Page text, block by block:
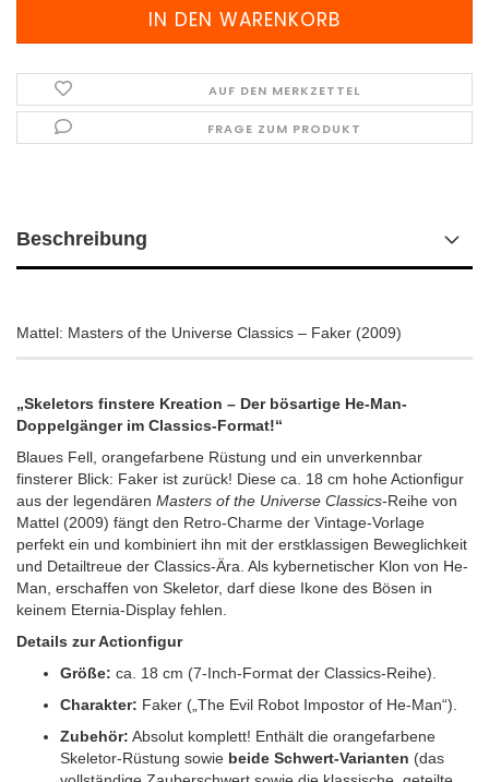
AUF DEN MERKZETTEL
FRAGE ZUM PRODUKT
Beschreibung
Mattel: Masters of the Universe Classics – Faker (2009)
„Skeletors finstere Kreation – Der bösartige He-Man-
Doppelgänger im Classics-Format!“
Blaues Fell, orangefarbene Rüstung und ein unverkennbar
finsterer Blick: Faker ist zurück! Diese ca. 18 cm hohe Actionfigur
aus der legendären Masters of the Universe Classics-Reihe von
Mattel (2009) fängt den Retro-Charme der Vintage-Vorlage
perfekt ein und kombiniert ihn mit der erstklassigen Beweglichkeit
und Detailtreue der Classics-Ära. Als kybernetischer Klon von He-
Man, erschaffen von Skeletor, darf diese Ikone des Bösen in
keinem Eternia-Display fehlen.
Details zur Actionfigur
Größe: ca. 18 cm (7-Inch-Format der Classics-Reihe).
Charakter: Faker („The Evil Robot Impostor of He-Man“).
Zubehör: Absolut komplett! Enthält die orangefarbene
Skeletor-Rüstung sowie beide Schwert-Varianten (das